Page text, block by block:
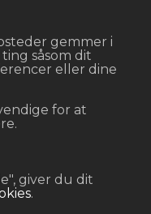
gemmer i
såsom dit
eller dine
for at
giver du dit
.